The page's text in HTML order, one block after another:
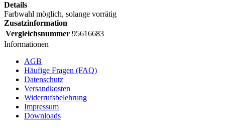
Details
Farbwahl möglich, solange vorrätig
Zusatzinformation
Vergleichsnummer 95616683
Informationen
AGB
Häufige Fragen (FAQ)
Datenschutz
Versandkosten
Widerrufsbelehrung
Impressum
Downloads